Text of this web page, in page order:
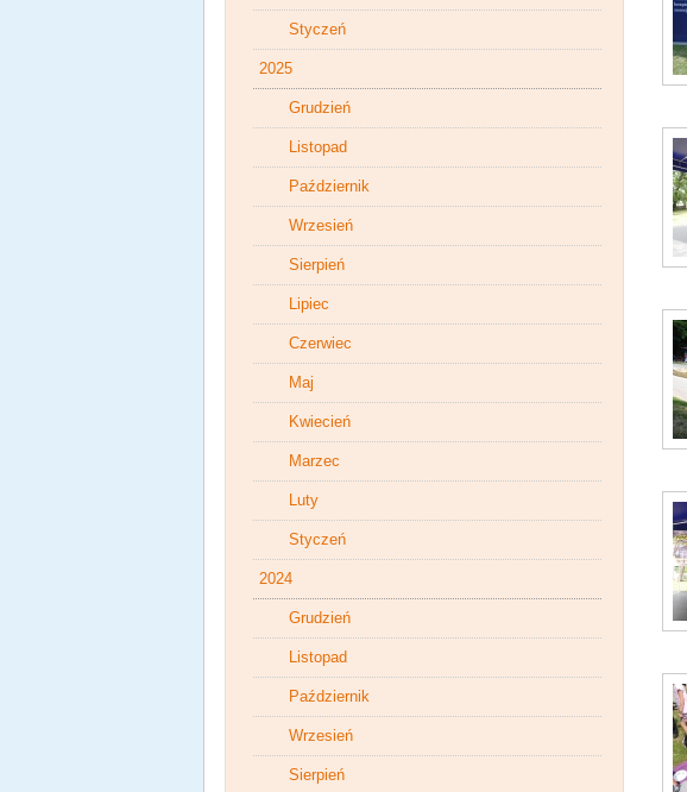
Styczeń
2025
Grudzień
Listopad
Październik
Wrzesień
Sierpień
Lipiec
Czerwiec
Maj
Kwiecień
Marzec
Luty
Styczeń
2024
Grudzień
Listopad
Październik
Wrzesień
Sierpień